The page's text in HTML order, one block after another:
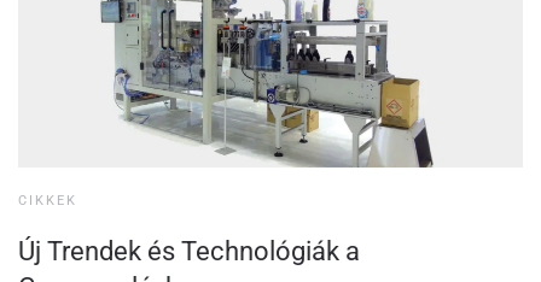
CIKKEK
Új Trendek és Technológiák a